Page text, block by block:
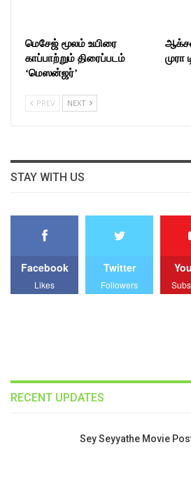
மெசேஜ் மூலம் உயிரை
காப்பாற்றும் திரைப்படம்
‘மெஸன்ஜர்’
முரா
PREV NEXT
STAY WITH US
Facebook
Likes
Twitter
Followers
RECENT UPDATES
Sey Seyyathe Movie